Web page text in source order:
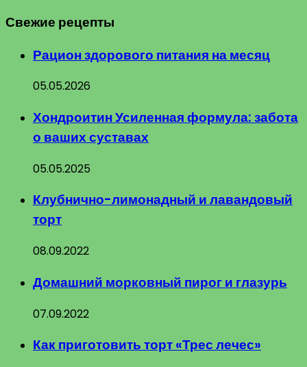
Свежие рецепты
Рацион здорового питания на месяц
05.05.2026
Хондроитин Усиленная формула: забота
о ваших суставах
05.05.2025
Клубнично-лимонадный и лавандовый
торт
08.09.2022
Домашний морковный пирог и глазурь
07.09.2022
Как приготовить торт «Трес лечес»